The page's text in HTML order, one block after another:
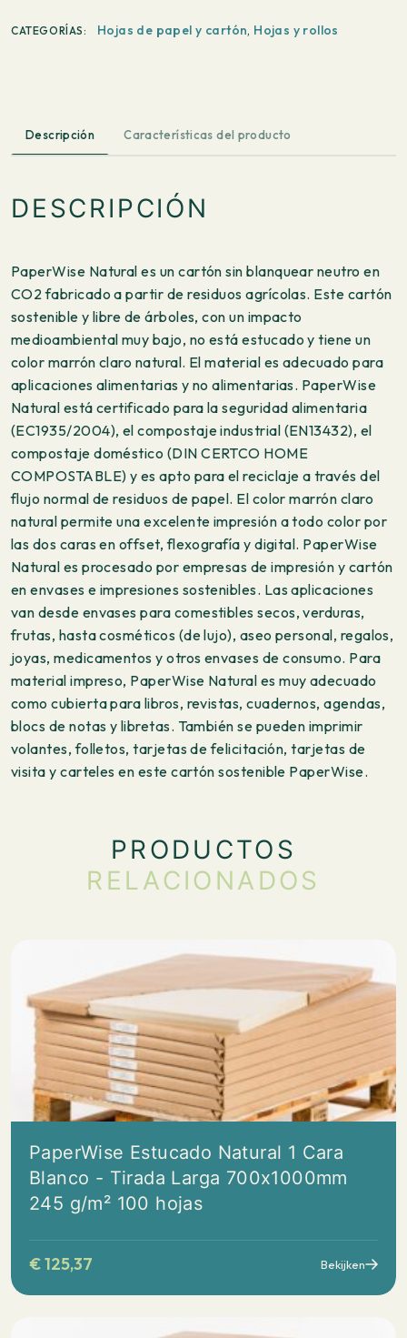
CATEGORÍAS: Hojas de papel y cartón, Hojas y rollos
Descripción Características del producto
DESCRIPCIÓN
PaperWise Natural es un cartón sin blanquear neutro en
CO2 fabricado a partir de residuos agrícolas. Este cartón
sostenible y libre de árboles, con un impacto
medioambiental muy bajo, no está estucado y tiene un
color marrón claro natural. El material es adecuado para
aplicaciones alimentarias y no alimentarias. PaperWise
Natural está certificado para la seguridad alimentaria
(EC1935/2004), el compostaje industrial (EN13432), el
compostaje doméstico (DIN CERTCO HOME
COMPOSTABLE) y es apto para el reciclaje a través del
flujo normal de residuos de papel. El color marrón claro
natural permite una excelente impresión a todo color por
las dos caras en offset, flexografía y digital. PaperWise
Natural es procesado por empresas de impresión y cartón
en envases e impresiones sostenibles. Las aplicaciones
van desde envases para comestibles secos, verduras,
frutas, hasta cosméticos (de lujo), aseo personal, regalos,
joyas, medicamentos y otros envases de consumo. Para
material impreso, PaperWise Natural es muy adecuado
como cubierta para libros, revistas, cuadernos, agendas,
blocs de notas y libretas. También se pueden imprimir
volantes, folletos, tarjetas de felicitación, tarjetas de
visita y carteles en este cartón sostenible PaperWise.
PRODUCTOS
RELACIONADOS
PaperWise Estucado Natural 1 Cara
Blanco - Tirada Larga 700x1000mm
245 g/m² 100 hojas
€125,37 Bekijken